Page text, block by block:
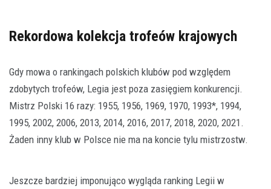
Rekordowa kolekcja trofeów krajowych
Gdy mowa o rankingach polskich klubów pod względem
zdobytych trofeów, Legia jest poza zasięgiem konkurencji.
Mistrz Polski 16 razy: 1955, 1956, 1969, 1970, 1993*, 1994,
1995, 2002, 2006, 2013, 2014, 2016, 2017, 2018, 2020, 2021.
Żaden inny klub w Polsce nie ma na koncie tylu mistrzostw.
Jeszcze bardziej imponująco wygląda ranking Legii w